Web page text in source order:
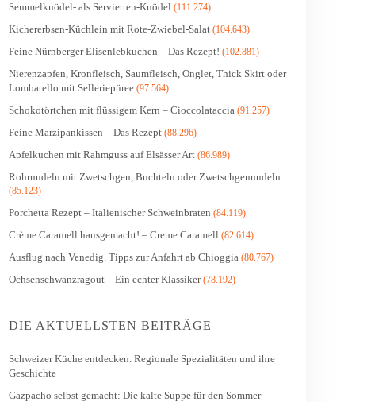
Semmelknödel- als Servietten-Knödel (111.274)
Kichererbsen-Küchlein mit Rote-Zwiebel-Salat (104.643)
Feine Nürnberger Elisenlebkuchen – Das Rezept! (102.881)
Nierenzapfen, Kronfleisch, Saumfleisch, Onglet, Thick Skirt oder
Lombatello mit Selleriepüree (97.564)
Schokotörtchen mit flüssigem Kern – Cioccolataccia (91.257)
Feine Marzipankissen – Das Rezept (88.296)
Apfelkuchen mit Rahmguss auf Elsässer Art (86.989)
Rohrnudeln mit Zwetschgen, Buchteln oder Zwetschgennudeln
(85.123)
Porchetta Rezept – Italienischer Schweinbraten (84.119)
Crème Caramell hausgemacht! – Creme Caramell (82.614)
Ausflug nach Venedig. Tipps zur Anfahrt ab Chioggia (80.767)
Ochsenschwanzragout – Ein echter Klassiker(78.192)
DIE AKTUELLSTEN BEITRÄGE
Schweizer Küche entdecken. Regionale Spezialitäten und ihre
Geschichte
Gazpacho selbst gemacht: Die kalte Suppe für den Sommer